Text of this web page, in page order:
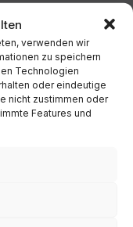
verwenden wir
zu speichern
Technologien
oder eindeutige
nicht zustimmen oder
Features und